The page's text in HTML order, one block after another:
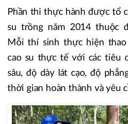
Phần thi thực hành được tổ
su trồng năm 2014 thuộc
Mỗi thí sinh thực hiện
cao su thực tế với các tiêu
sâu, độ dày lát cạo, độ
thời gian hoàn thành và yêu